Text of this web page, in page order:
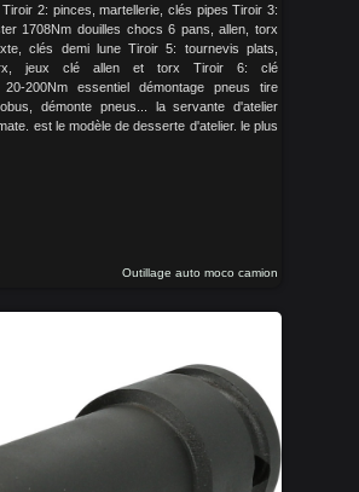
2: pinces, martellerie, clés pipes Tiroir 3:
1708Nm douilles chocs 6 pans, allen, torx
clés demi lune Tiroir 5: tournevis plats,
jeux clé allen et torx Tiroir 6: clé
20-200Nm essentiel démontage pneus tire
démonte pneus... la servante d'atelier
est le modèle de desserte d'atelier. le plus
Outillage auto moco camion